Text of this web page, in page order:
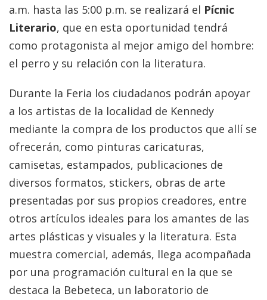
a.m. hasta las 5:00 p.m. se realizará el Pícnic
Literario, que en esta oportunidad tendrá
como protagonista al mejor amigo del hombre:
el perro y su relación con la literatura.
Durante la Feria los ciudadanos podrán apoyar
a los artistas de la localidad de Kennedy
mediante la compra de los productos que allí se
ofrecerán, como pinturas caricaturas,
camisetas, estampados, publicaciones de
diversos formatos, stickers, obras de arte
presentadas por sus propios creadores, entre
otros artículos ideales para los amantes de las
artes plásticas y visuales y la literatura. Esta
muestra comercial, además, llega acompañada
por una programación cultural en la que se
destaca la Bebeteca, un laboratorio de